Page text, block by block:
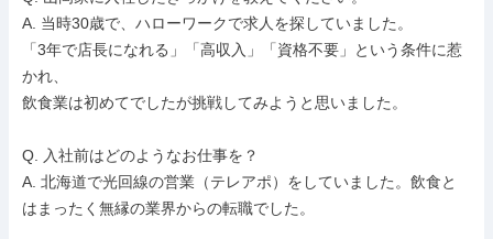
A. 当時30歳で、ハローワークで求人を探していました。
「3年で店長になれる」「高収入」「資格不要」という条件に惹
かれ、
飲食業は初めてでしたが挑戦してみようと思いました。
Q. 入社前はどのようなお仕事を？
A. 北海道で光回線の営業（テレアポ）をしていました。飲食と
はまったく無縁の業界からの転職でした。